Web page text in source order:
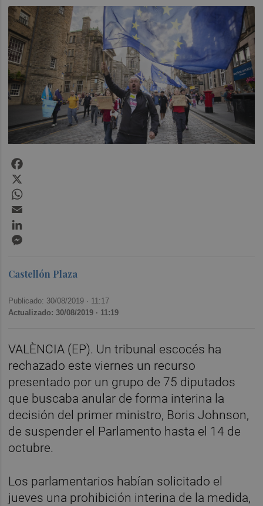
Castellón Plaza
Publicado: 30/08/2019 · 11:17
Actualizado: 30/08/2019 · 11:19
VALÈNCIA (EP). Un tribunal escocés ha
rechazado este viernes un recurso
presentado por un grupo de 75 diputados
que buscaba anular de forma interina la
decisión del primer ministro, Boris Johnson,
de suspender el Parlamento hasta el 14 de
octubre.
Los parlamentarios habían solicitado el
jueves una prohibición interina de la medida,